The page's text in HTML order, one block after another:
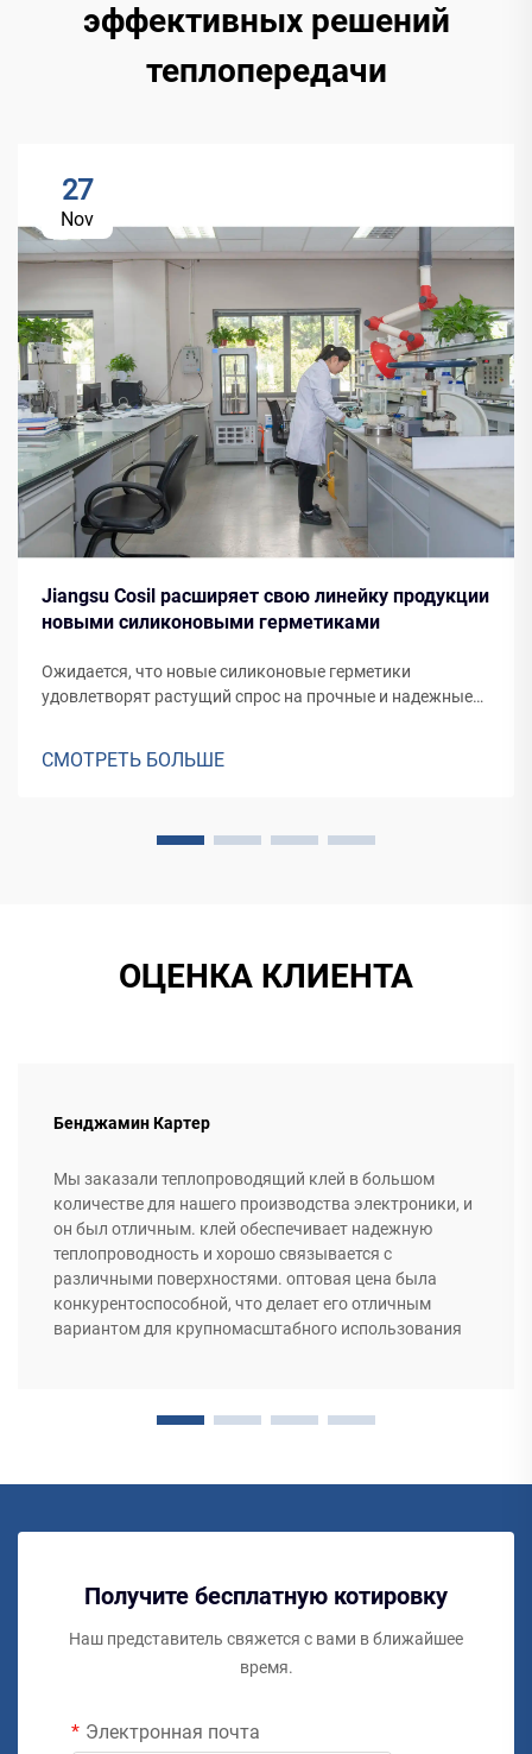
эффективных решений
теплопередачи
27
Nov
Jiangsu Cosil расширяет свою линейку продукции
новыми силиконовыми герметиками
Ожидается, что новые силиконовые герметики
удовлетворят растущий спрос на прочные и надежные
СМОТРЕТЬ БОЛЬШЕ
ОЦЕНКА КЛИЕНТА
Бенджамин Картер
Мы заказали теплопроводящий клей в большом
количестве для нашего производства электроники, и
он был отличным. клей обеспечивает надежную
теплопроводность и хорошо связывается с
различными поверхностями. оптовая цена была
конкурентоспособной, что делает его отличным
вариантом для крупномасштабного использования
Получите бесплатную котировку
Наш представитель свяжется с вами в ближайшее
время.
Электронная почта